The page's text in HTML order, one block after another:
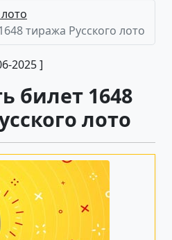
тиража Русского лото
2025 ]
билет 1648
лото